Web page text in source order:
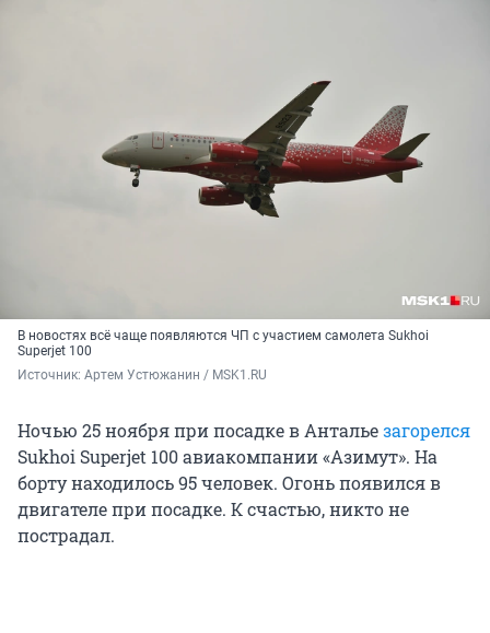
В новостях всё чаще появляются ЧП с участием самолета Sukhoi
Superjet 100
Источник: Артем Устюжанин / MSK1.RU
Ночью 25 ноября при посадке в Антальезагорелся
Sukhoi Superjet 100 авиакомпании «Азимут». На
борту находилось 95 человек. Огонь появился в
двигателе при посадке. К счастью, никто не
пострадал.